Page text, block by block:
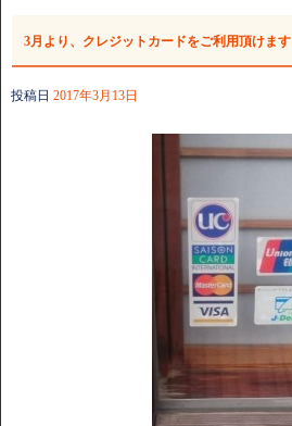
3月より、クレジットカードをご利用頂けます
投稿日 2017年3月13日